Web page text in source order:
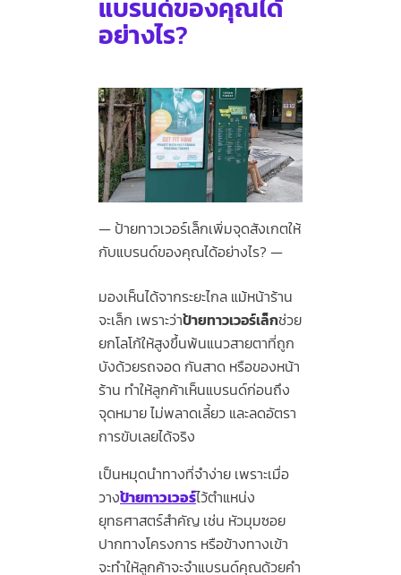
แบรนด์ของคุณได้
อย่างไร?
ป้ายทาวเวอร์เล็กเพิ่มจุดสังเกตให้
กับแบรนด์ของคุณได้อย่างไร?
มองเห็นได้จากระยะไกล แม้หน้าร้าน
จะเล็ก เพราะว่าป้ายทาวเวอร์เล็กช่วย
ยกโลโก้ให้สูงขึ้นพ้นแนวสายตาที่ถูก
บังด้วยรถจอด กันสาด หรือของหน้า
ร้าน ทำให้ลูกค้าเห็นแบรนด์ก่อนถึง
จุดหมาย ไม่พลาดเลี้ยว และลดอัตรา
การขับเลยได้จริง
เป็นหมุดนำทางที่จำง่าย เพราะเมื่อ
วางป้ายทาวเวอร์ไว้ตำแหน่ง
ยุทธศาสตร์สำคัญ เช่น หัวมุมซอย
ปากทางโครงการ หรือข้างทางเข้า
จะทำให้ลูกค้าจะจำแบรนด์คุณด้วยคำ